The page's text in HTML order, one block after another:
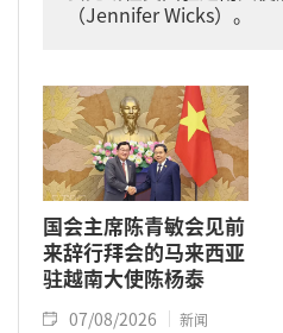
（Jennifer Wicks）。
国会主席陈青敏会见前
来辞行拜会的马来西亚
驻越南大使陈杨泰
07/08/2026 新闻